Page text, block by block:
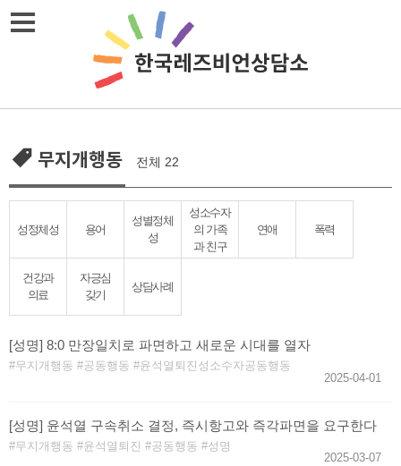
Skip
무지개행동 전체 22
성정체성 용어
성별정체
성
성소수자
의 가족
과 친구
연애 폭력
건강과
의료
자긍심
갖기
상담사례
[성명] 8:0 만장일치로 파면하고 새로운 시대를 열자
무지개행동 공동행동
윤석열퇴진성소수자공동행동
2025-04-01
[성명] 윤석열 구속취소 결정, 즉시항고와 즉각파면을 요구한다
무지개행동 윤석열퇴진 공동행동
성명
2025-03-07